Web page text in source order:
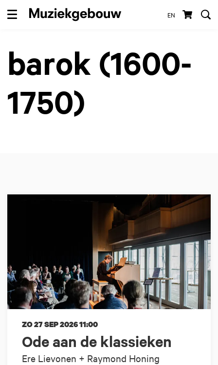
EN
Menu
barok (1600-
1750)
Ode aan de klassieken
Ere Lievonen + Raymond Honing
ZO 27 SEP 202611:00